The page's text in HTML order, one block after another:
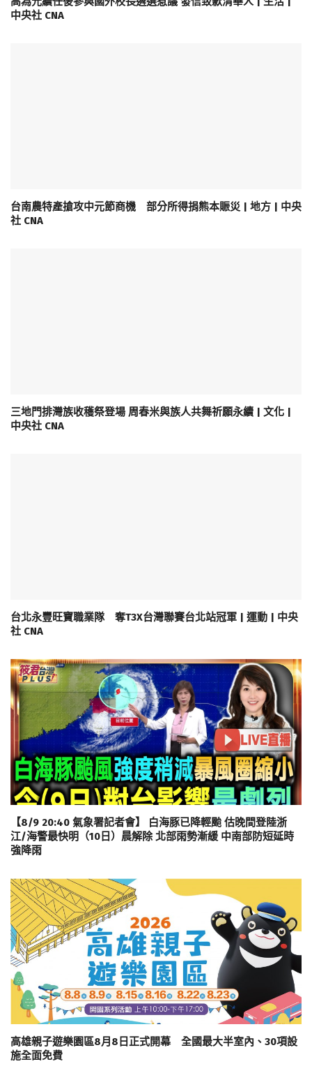
中央社 CNA
台南農特產搶攻中元節商機 部分所得捐熊本賑災 | 地方 | 中央
社 CNA
三地門排灣族收穫祭登場 周春米與族人共舞祈願永續 | 文化 |
中央社 CNA
台北永豐旺寶職業隊 奪T3X台灣聯賽台北站冠軍 | 運動 | 中央
社 CNA
【8/9 20:40 氣象署記者會】 白海豚已降輕颱 估晚間登陸浙
江/海警最快明（10日）晨解除 北部雨勢漸緩 中南部防短延時
強降雨
高雄親子遊樂園區8月8日正式開幕 全國最大半室內、30項設
施全面免費